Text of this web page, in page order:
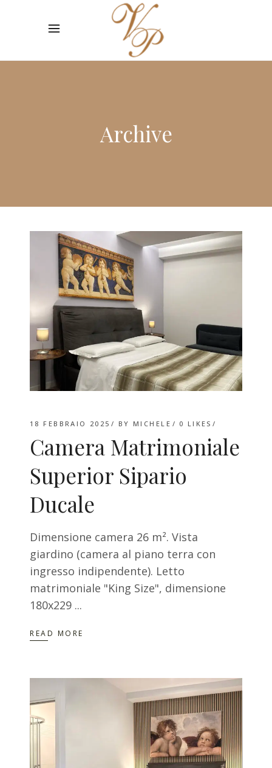
Archive
18 FEBBRAIO 2025 BY MICHELE 0 LIKES
Camera Matrimoniale
Superior Sipario
Ducale
Dimensione camera 26 m². Vista
giardino (camera al piano terra con
ingresso indipendente). Letto
matrimoniale "King Size", dimensione
180x229
READ MORE